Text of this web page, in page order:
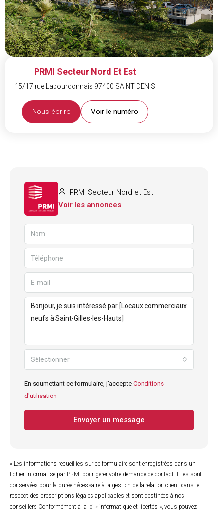
PRMI Secteur Nord Et Est
15/17 rue Labourdonnais 97400 SAINT DENIS
Nous écrire Voir le numéro
PRMI Secteur Nord et Est
Voir les annonces
Sélectionner
En soumettant ce formulaire, j'accepte Conditions
d'utilisation
Envoyer un message
« Les informations recueillies sur ce formulaire sont enregistrées dans un
fichier informatisé par PRMI pour gérer votre demande de contact. Elles sont
conservées pour la durée nécessaire à la gestion de la relation client dans le
respect des prescriptions légales applicables et sont destinées à nos
conseillers Conformément à la loi « informatique et libertés », vous pouvez